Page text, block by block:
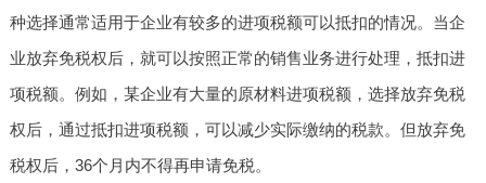
种选择通常适用于企业有较多的进项税额可以抵扣的情况。当企
业放弃免税权后，就可以按照正常的销售业务进行处理，抵扣进
项税额。例如，某企业有大量的原材料进项税额，选择放弃免税
权后，通过抵扣进项税额，可以减少实际缴纳的税款。但放弃免
税权后，36个月内不得再申请免税。